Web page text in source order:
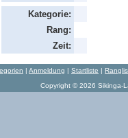
Kategorie:
Rang:
Zeit:
| Anmeldung | Startliste |
Copyright © 2026 Sikinga-